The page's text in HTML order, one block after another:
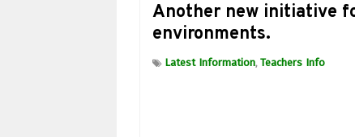
Another new initiative
environments.
Latest Information, Teachers Info